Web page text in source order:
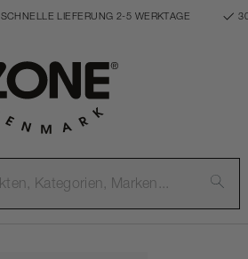
SCHNELLE LIEFERUNG 2-5 WERKTAGE